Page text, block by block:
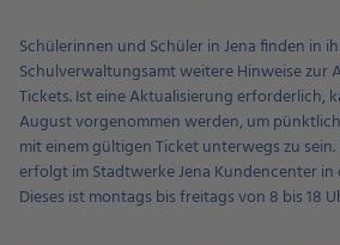
Schülerinnen und Schüler in Jena finden in
Schulverwaltungsamt weitere Hinweise zur
Tickets. Ist eine Aktualisierung erforderlich,
August vorgenommen werden, um
mit einem gültigen Ticket unterwegs zu
erfolgt im Stadtwerke Jena Kundencenter in
Dieses ist montags bis freitags von 8 bis 18